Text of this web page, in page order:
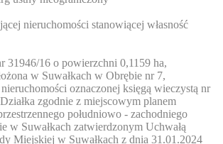
nieruchomości stanowiącej własność
31946/16 o powierzchni 0,1159 ha,
w Suwałkach w Obrębie nr 7,
oznaczonej księgą wieczystą nr
zgodnie z miejscowym planem
południowo - zachodniego
w Suwałkach zatwierdzonym Uchwałą
Miejskiej w Suwałkach z dnia 31.01.2024